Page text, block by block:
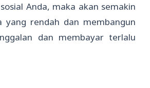
Anda, maka akan semakin
rendah dan membangun
dan membayar terlalu